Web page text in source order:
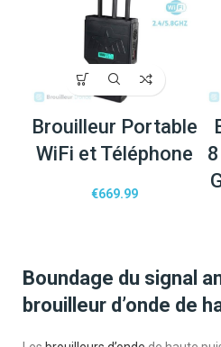
Brouilleur Portable
WiFi et Téléphone
€669.99
Boundage du signal
brouilleur d’onde de